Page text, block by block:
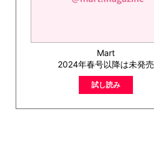
Mart
2024年春号以降は未発売
試し読み